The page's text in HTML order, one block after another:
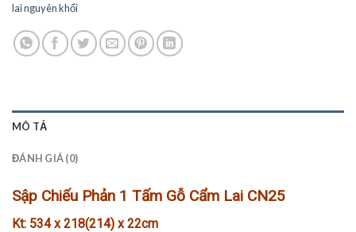
lai nguyên khối
MÔ TẢ
ĐÁNH GIÁ (0)
Sập Chiếu Phản 1 Tấm Gỗ Cẩm Lai CN25
Kt: 534 x 218(214) x 22cm